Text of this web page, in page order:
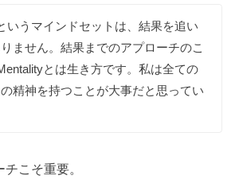
いうマインドセットは、結果を追い
ません。結果までのアプローチのこ
とは生き方です。私は全ての
精神を持つことが大事だと思ってい
こそ重要。